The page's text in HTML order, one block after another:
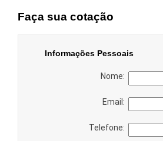
Faça sua cotação
Informações Pessoais
Nome:
Email:
Telefone: